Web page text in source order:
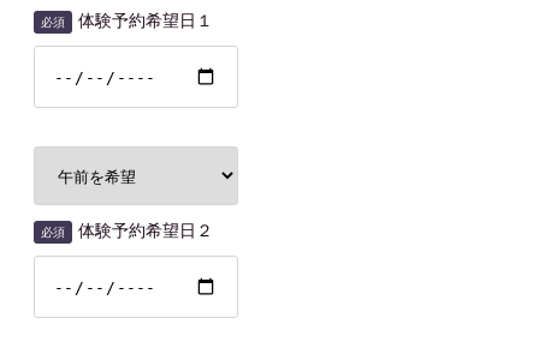
必須 体験予約希望日１
必須 体験予約希望日２